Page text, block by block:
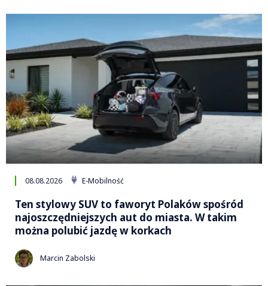
08.08.2026 E-Mobilność
Ten stylowy SUV to faworyt Polaków spośród
najoszczędniejszych aut do miasta. W takim
można polubić jazdę w korkach
Marcin Zabolski